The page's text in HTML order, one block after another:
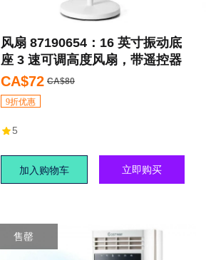
风扇 87190654：16 英寸振动底
座 3 速可调高度风扇，带遥控器
CA$72 CA$80
9折优惠
5
加入购物车 立即购买
售罄